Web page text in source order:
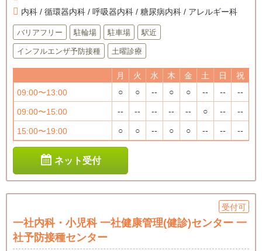
内科 / 循環器内科 / 呼吸器内科 / 糖尿病内科 / アレルギー科
バリアフリー 駐輪場 駐車場 駅近
インフルエンザ予防接種 土曜診療
月 火 水 木 金 土 日
祝
09:00〜13:00
○ ○ -- ○ ○ -- -- --
09:00〜15:00 -- -- -- -- -- ○ -- --
15:00〜19:00 ○ ○ -- ○ ○ -- -- --
ネット受付
受付可
一社内科・小児科 一社健康管理(健診)センター 一
社予防接種センター